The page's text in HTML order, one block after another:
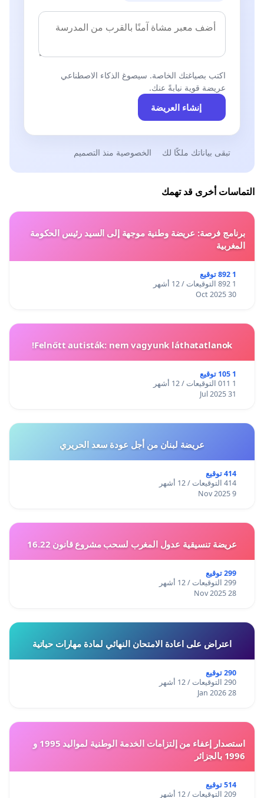
اكتب بصياغتك الخاصة. سيصوغ الذكاء الاصطناعي
عريضة قوية نيابةً عنك.
إنشاء العريضة
تبقى بياناتك ملكًا لك الخصوصية منذ التصميم
التماسات أخرى قد تهمك
برنامج فرصة: عريضة وطنية موجهة إلى السيد رئيس الحكومة
المغربية
1 892 توقيع
1 892 التوقيعات / 12 أشهر
30 Oct 2025
Felnőtt autisták: nem vagyunk láthatatlanok!
1 105 توقيع
1 011 التوقيعات / 12 أشهر
31 Jul 2025
عريضة لبنان من أجل عودة سعد الحريري
414 توقيع
414 التوقيعات / 12 أشهر
9 Nov 2025
عريضة تنسيقية عدول المغرب لسحب مشروع قانون 16.22
299 توقيع
299 التوقيعات / 12 أشهر
28 Nov 2025
اعتراض على اعادة الامتحان النهائي لمادة مهارات حياتية
290 توقيع
290 التوقيعات / 12 أشهر
28 Jan 2026
استصدار إعفاء من إلتزامات الخدمة الوطنية لمواليد 1995 و
1996 بالجزائر
514 توقيع
209 التوقيعات / 12 أشهر